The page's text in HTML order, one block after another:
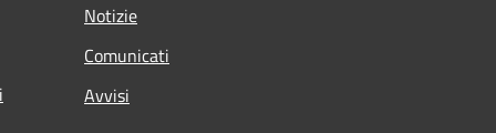
Notizie
Comunicati
Avvisi